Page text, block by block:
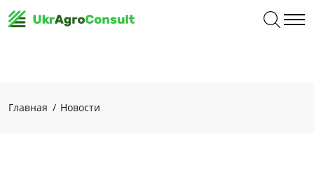
Главная Новости